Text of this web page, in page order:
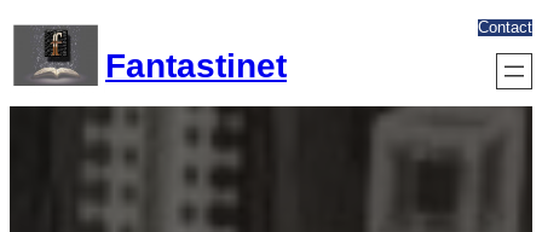
contenu
Fantastinet
Contact